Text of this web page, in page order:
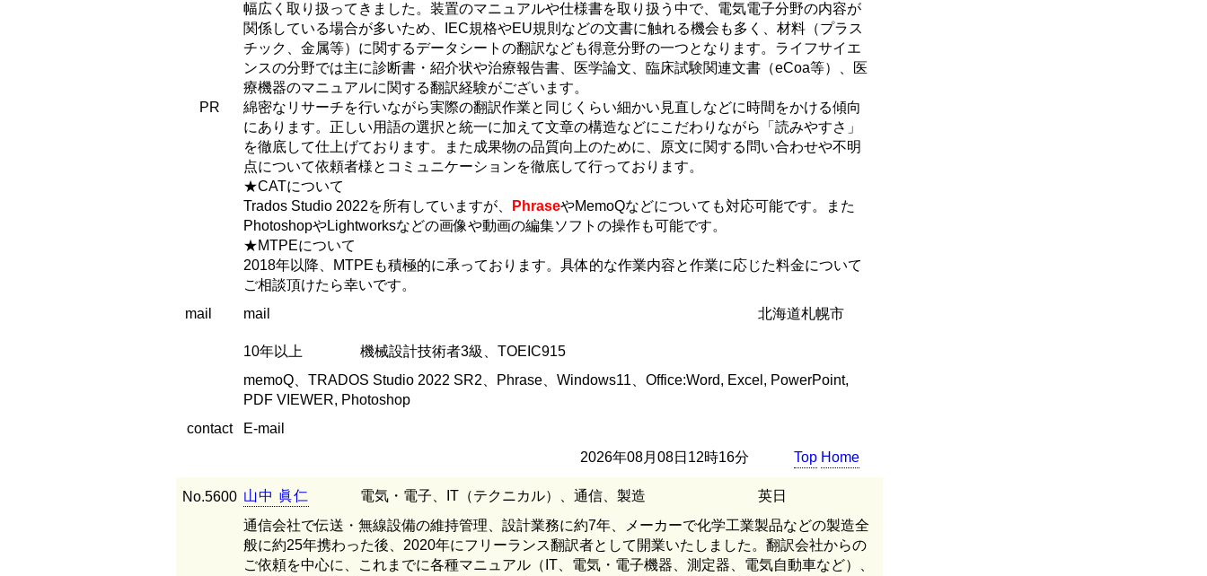
PR
幅広く取り扱ってきました。装置のマニュアルや仕様書を取り扱う中で、電気電子分野の内容が
関係している場合が多いため、IEC規格やEU規則などの文書に触れる機会も多く、材料（プラス
チック、金属等）に関するデータシートの翻訳なども得意分野の一つとなります。ライフサイエ
ンスの分野では主に診断書・紹介状や治療報告書、医学論文、臨床試験関連文書（eCoa等）、医
療機器のマニュアルに関する翻訳経験がございます。
綿密なリサーチを行いながら実際の翻訳作業と同じくらい細かい見直しなどに時間をかける傾向
にあります。正しい用語の選択と統一に加えて文章の構造などにこだわりながら「読みやすさ」
を徹底して仕上げております。また成果物の品質向上のために、原文に関する問い合わせや不明
点について依頼者様とコミュニケーションを徹底して行っております。
★CATについて
Trados Studio 2022を所有していますが、
PhraseやMemoQなどについても対応可能です。また
PhotoshopやLightworksなどの画像や動画の編集ソフトの操作も可能です。
★MTPEについて
2018年以降、MTPEも積極的に承っております。具体的な作業内容と作業に応じた料金について
ご相談頂けたら幸いです。
mail
mail 北海道札幌市
10年以上
機械設計技術者3級、TOEIC915
memoQ、TRADOS Studio 2022 SR2、Phrase、Windows11、Office:Word, Excel, PowerPoint,
PDF VIEWER, Photoshop
contact
E-mail
2026年08月08日12時16分
Top Home
No.5600 山中 眞仁 電気・電子、IT（テクニカル）、通信、製造 英日
通信会社で伝送・無線設備の維持管理、設計業務に約7年、メーカーで化学工業製品などの製造全
般に約25年携わった後、2020年にフリーランス翻訳者として開業いたしました。翻訳会社からの
ご依頼を中心に、これまでに各種マニュアル（IT、電気・電子機器、測定器、電気自動車など）、